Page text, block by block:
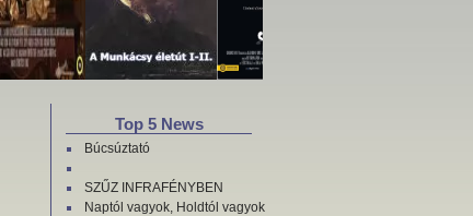
Top 5 News
Búcsúztató
SZŰZ INFRAFÉNYBEN
Naptól vagyok, Holdtól vagyok